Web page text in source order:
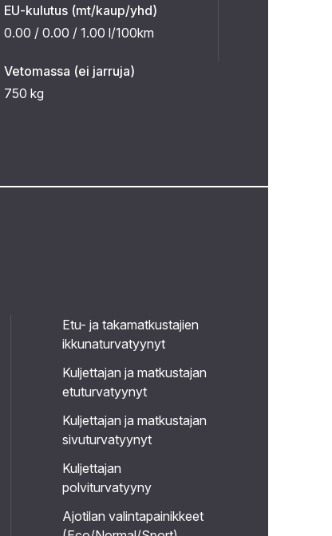
EU-kulutus (mt/kaup/yhd)
0.00 / 0.00 / 1.00 l/100km
Vetomassa (ei jarruja)
750 kg
Etu- ja takamatkustajien
ikkunaturvatyynyt
Kuljettajan ja matkustajan
etuturvatyynyt
Kuljettajan ja matkustajan
sivuturvatyynyt
Kuljettajan
polviturvatyyny
Ajotilan valintapainikkeet